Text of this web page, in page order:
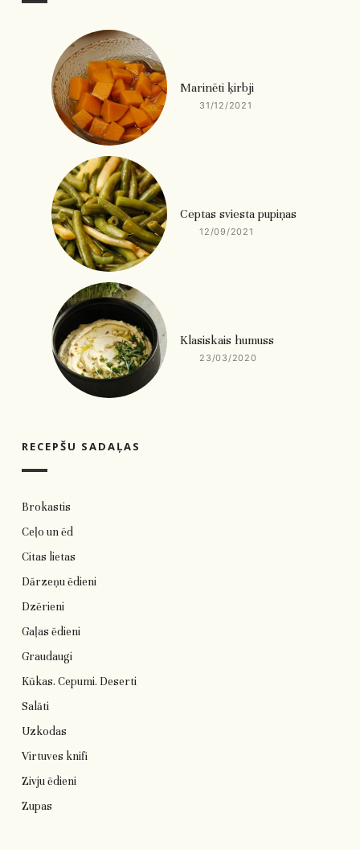
Marinēti ķirbji
31/12/2021
Ceptas sviesta pupiņas
12/09/2021
Klasiskais humuss
23/03/2020
RECEPŠU SADAĻAS
Brokastis
Ceļo un ēd
Citas lietas
Dārzeņu ēdieni
Dzērieni
Gaļas ēdieni
Graudaugi
Kūkas. Cepumi. Deserti
Salāti
Uzkodas
Virtuves knifi
Zivju ēdieni
Zupas